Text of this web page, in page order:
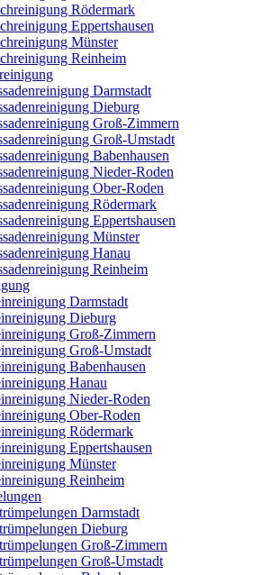
Rödermark
Eppertshausen
Münster
Reinheim
Darmstadt
Dieburg
Groß-Zimmern
Groß-Umstadt
Babenhausen
Nieder-Roden
Ober-Roden
Rödermark
Eppertshausen
Münster
Hanau
Reinheim
Darmstadt
Dieburg
Groß-Zimmern
Groß-Umstadt
Babenhausen
Hanau
Nieder-Roden
Ober-Roden
Rödermark
Eppertshausen
Münster
Reinheim
Darmstadt
Dieburg
Groß-Zimmern
Groß-Umstadt